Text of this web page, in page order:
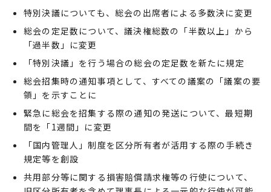
特別決議についても、総会の出席者による多数決に変更
総会の定足数について、議決権総数の「半数以上」から
「過半数」に変更
「特別決議」を行う場合の総会の定足数を新たに規定
総会招集時の通知事項として、すべての議案の「議案の要
領」を示すことに
緊急に総会を招集する際の通知の発送について、最短期
間を「1週間」に変更
「国内管理人」制度を区分所有者が活用する際の手続き
規定等を創設
共用部分等に関する損害賠償請求権等の行使について、